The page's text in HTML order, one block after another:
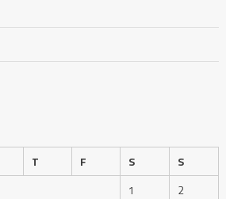
T F S
S
1
2